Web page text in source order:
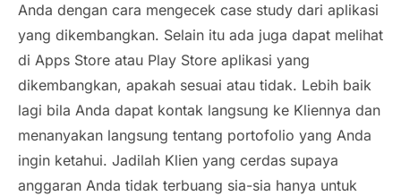
Anda dengan cara mengecek case study dari aplikasi
yang dikembangkan. Selain itu ada juga dapat melihat
di Apps Store atau Play Store aplikasi yang
dikembangkan, apakah sesuai atau tidak. Lebih baik
lagi bila Anda dapat kontak langsung ke Kliennya dan
menanyakan langsung tentang portofolio yang Anda
ingin ketahui. Jadilah Klien yang cerdas supaya
anggaran Anda tidak terbuang sia-sia hanya untuk